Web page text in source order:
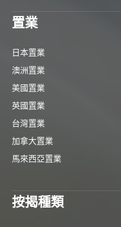
置業
日本置業
澳洲置業
美國置業
英國置業
台灣置業
加拿大置業
馬來西亞置業
按揭種類